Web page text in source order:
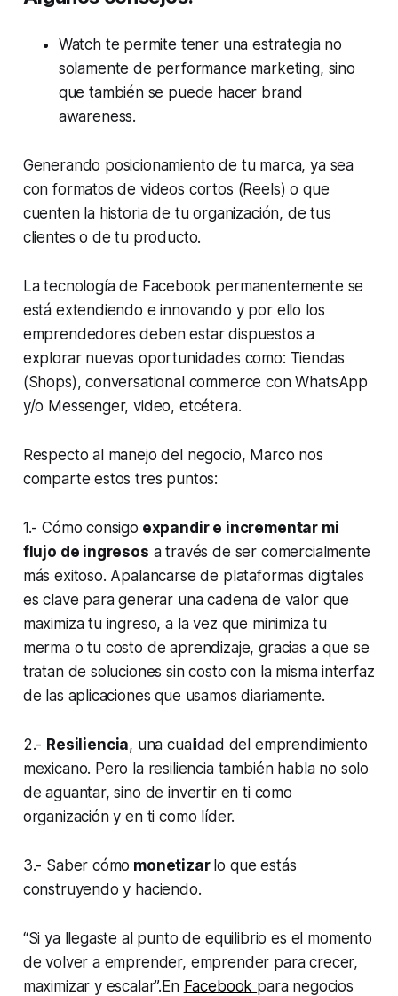
Watch te permite tener una estrategia no
solamente de performance marketing, sino
que también se puede hacer brand
awareness.
Generando posicionamiento de tu marca, ya sea
con formatos de videos cortos (Reels) o que
cuenten la historia de tu organización, de tus
clientes o de tu producto.
La tecnología de Facebook permanentemente se
está extendiendo e innovando y por ello los
emprendedores deben estar dispuestos a
explorar nuevas oportunidades como: Tiendas
(Shops), conversational commerce con WhatsApp
y/o Messenger, video, etcétera.
Respecto al manejo del negocio, Marco nos
comparte estos tres puntos:
1.- Cómo consigo expandir e incrementar mi
flujo de ingresos a través de ser comercialmente
más exitoso. Apalancarse de plataformas digitales
es clave para generar una cadena de valor que
maximiza tu ingreso, a la vez que minimiza tu
merma o tu costo de aprendizaje, gracias a que se
tratan de soluciones sin costo con la misma interfaz
de las aplicaciones que usamos diariamente.
2.- Resiliencia, una cualidad del emprendimiento
mexicano. Pero la resiliencia también habla no solo
de aguantar, sino de invertir en ti como
organización y en ti como líder.
3.- Saber cómo monetizar lo que estás
construyendo y haciendo.
“Si ya llegaste al punto de equilibrio es el momento
de volver a emprender, emprender para crecer,
maximizar y escalar”.En Facebook para negocios